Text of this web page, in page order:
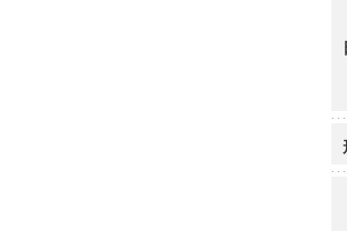
慶應義塾大学グローバルCOEプロ
慶應義塾大学グローバルCOEプロ
博士課程教育リーディングプログ